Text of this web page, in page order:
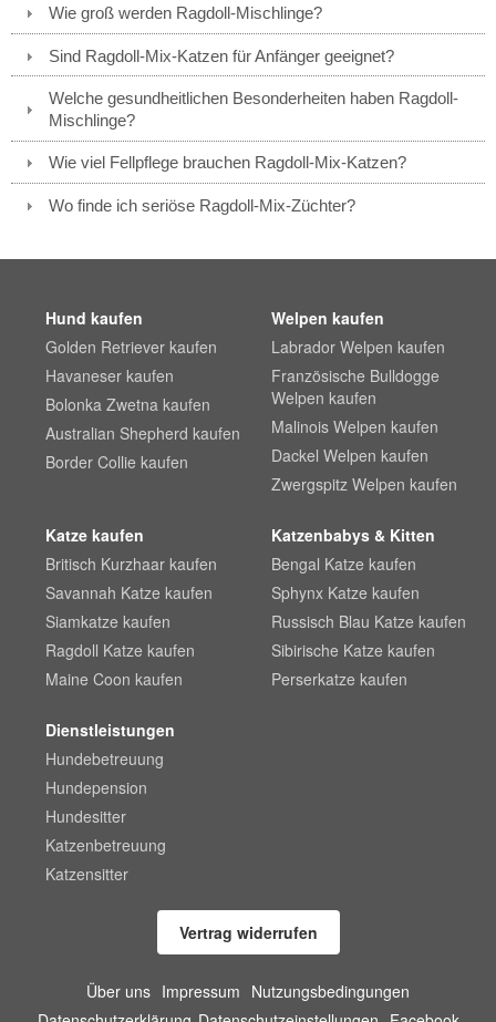
Wie groß werden Ragdoll-Mischlinge?
Sind Ragdoll-Mix-Katzen für Anfänger geeignet?
Welche gesundheitlichen Besonderheiten haben Ragdoll-
Mischlinge?
Wie viel Fellpflege brauchen Ragdoll-Mix-Katzen?
Wo finde ich seriöse Ragdoll-Mix-Züchter?
Hund kaufen
Golden Retriever kaufen
Havaneser kaufen
Bolonka Zwetna kaufen
Australian Shepherd kaufen
Border Collie kaufen
Welpen kaufen
Labrador Welpen kaufen
Französische Bulldogge
Welpen kaufen
Malinois Welpen kaufen
Dackel Welpen kaufen
Zwergspitz Welpen kaufen
Katze kaufen
Britisch Kurzhaar kaufen
Savannah Katze kaufen
Siamkatze kaufen
Ragdoll Katze kaufen
Maine Coon kaufen
Katzenbabys & Kitten
Bengal Katze kaufen
Sphynx Katze kaufen
Russisch Blau Katze kaufen
Sibirische Katze kaufen
Perserkatze kaufen
Dienstleistungen
Hundebetreuung
Hundepension
Hundesitter
Katzenbetreuung
Katzensitter
Vertrag widerrufen
Über uns Impressum Nutzungsbedingungen